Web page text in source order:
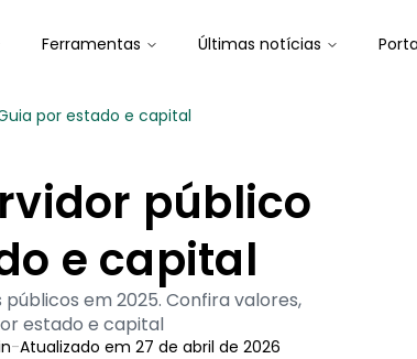
Ferramentas Últimas notícias
por estado e capital
público
e capital
em 2025. Confira valores,
estado e capital
-Atualizado em 27 de abril de 2026